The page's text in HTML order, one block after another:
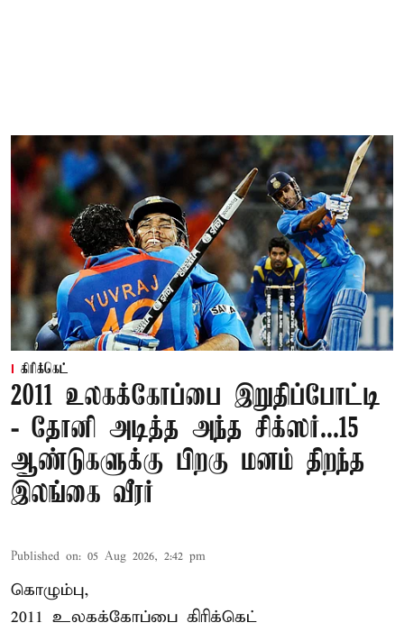
கிரிக்கெட்
2011 உலகக்கோப்பை இறுதிப்போட்டி
- தோனி அடித்த அந்த சிக்ஸர்...15
ஆண்டுகளுக்கு பிறகு மனம் திறந்த
இலங்கை வீரர்
Published on: 05 Aug 2026, 2:42 pm
கொழும்பு,
2011 உலகக்கோப்பை கிரிக்கெட்